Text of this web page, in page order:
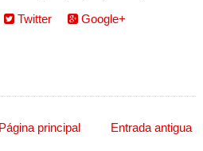
Twitter
Google+
Entrada antigua
Página principal